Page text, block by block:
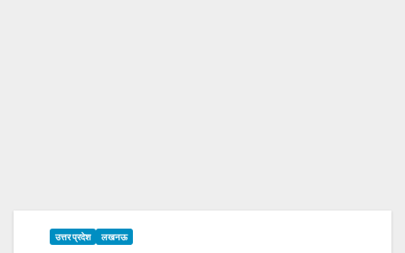
उत्तर प्रदेश लखनऊ